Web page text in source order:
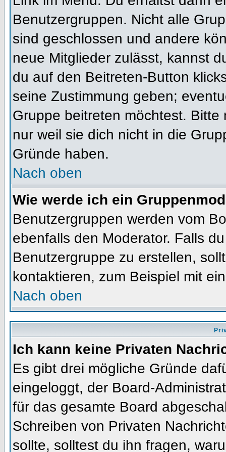
Benutzergruppen. Nicht alle
sind geschlossen und andere
neue Mitglieder zulässt, kannst
du auf den Beitreten-Button
seine Zustimmung geben;
Gruppe beitreten möchtest.
nur weil sie dich nicht in die
Gründe haben.
Nach oben
Wie werde ich ein
Benutzergruppen werden vom
ebenfalls den Moderator. Falls
Benutzergruppe zu erstellen,
kontaktieren, zum Beispiel mit
Nach oben
Ich kann keine Privaten
Es gibt drei mögliche Gründe
eingeloggt, der Board-
für das gesamte Board
Schreiben von Privaten
sollte, solltest du ihn fragen,